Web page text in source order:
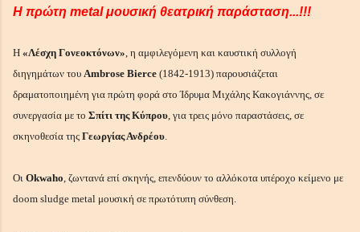
Η πρώτη metal μουσική θεατρική παράσταση...!!!
Η «Λέσχη Γονεοκτόνων» , η αμφιλεγόμενη και καυστική συλλογή
διηγημάτων του Ambrose Bierce (1842-1913) παρουσιάζεται
δραματοποιημένη για πρώτη φορά στο Ίδρυμα Μιχάλης Κακογιάννης, σε
συνεργασία με το Σπίτι της Κύπρου , για τρεις μόνο παραστάσεις, σε
σκηνοθεσία της Γεωργίας Ανδρέου
Οι Okwaho , ζωντανά επί σκηνής, επενδύουν το αλλόκοτα υπέροχο κείμενο με
doom sludge metal μουσική σε πρωτότυπη σύνθεση.